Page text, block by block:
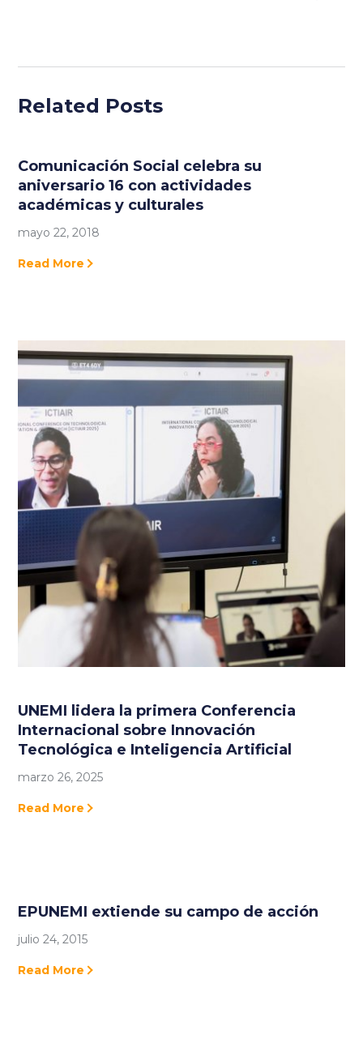
Related Posts
Comunicación Social celebra su
aniversario 16 con actividades
académicas y culturales
mayo 22, 2018
Read More
UNEMI lidera la primera Conferencia
Internacional sobre Innovación
Tecnológica e Inteligencia Artificial
marzo 26, 2025
Read More
EPUNEMI extiende su campo de acción
julio 24, 2015
Read More